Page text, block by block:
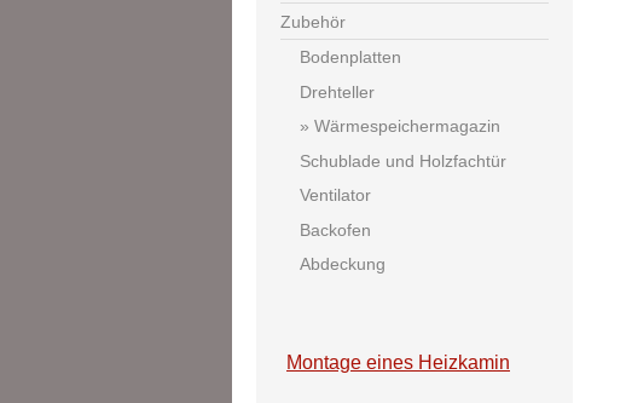
Zubehör
Bodenplatten
Drehteller
Wärmespeichermagazin
Schublade und Holzfachtür
Ventilator
Backofen
Abdeckung
Montage eines Heizkamin